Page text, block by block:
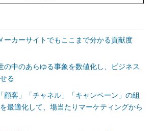
カーサイトでもここまで分かる貢献度
中のあらゆる事象を数値化し、ビジネス
る
客」「チャネル」「キャンペーン」の組
最適化して、場当たりマーケティングから